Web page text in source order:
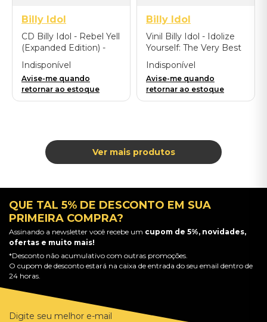
Billy Idol
CD Billy Idol - Rebel Yell
(Expanded Edition) -
Importado
Indisponível
Avise-me quando
retornar ao estoque
Billy Idol
Vinil Billy Idol - Idolize
Yourself: The Very Best
Of (2LP) - Importado
Indisponível
Avise-me quando
retornar ao estoque
QUE TAL 5% DE DESCONTO EM SUA
PRIMEIRA COMPRA?
Assinando a newsletter você recebe um cupom de 5%, novidades,
ofertas e muito mais!
*Desconto não acumulativo com outras promoções.
O cupom de desconto estará na caixa de entrada do seu email dentro de
24 horas.
Digite seu melhor e-mail